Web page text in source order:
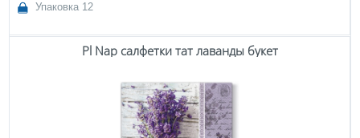
Упаковка 12
Pl Nap салфетки тат лаванды букет